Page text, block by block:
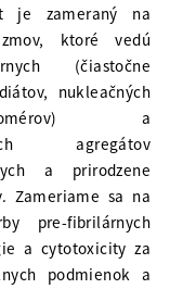
je zameraný na
ktoré vedú
(čiastočne
nukleačných
a
agregátov
a prirodzene
Zameriame sa na
pre-fibrilárnych
a cytotoxicity za
podmienok a